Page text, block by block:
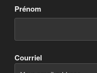
Prénom
Courriel